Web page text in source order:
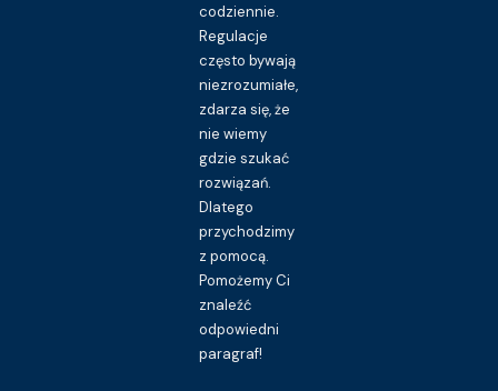
codziennie.
Regulacje
często bywają
niezrozumiałe,
zdarza się, że
nie wiemy
gdzie szukać
rozwiązań.
Dlatego
przychodzimy
z pomocą.
Pomożemy Ci
znaleźć
odpowiedni
paragraf!